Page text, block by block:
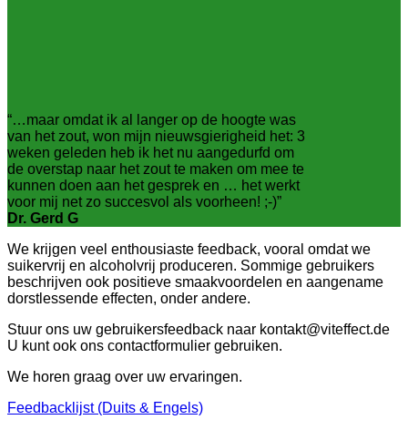
“…maar omdat ik al langer op de hoogte was
van het zout, won mijn nieuwsgierigheid het: 3
weken geleden heb ik het nu aangedurfd om
de overstap naar het zout te maken om mee te
kunnen doen aan het gesprek en … het werkt
voor mij net zo succesvol als voorheen! ;-)”
Dr. Gerd G
We krijgen veel enthousiaste feedback, vooral omdat we
suikervrij en alcoholvrij produceren. Sommige gebruikers
beschrijven ook positieve smaakvoordelen en aangename
dorstlessende effecten, onder andere.
Stuur ons uw gebruikersfeedback naar kontakt@viteffect.de
U kunt ook ons contactformulier gebruiken.
We horen graag over uw ervaringen.
Feedbacklijst (Duits & Engels)